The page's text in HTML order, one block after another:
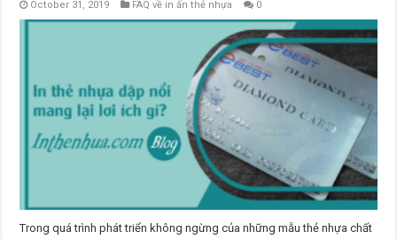
October 31, 2019 FAQ về in ấn thẻ nhựa 0
Trong quá trình phát triển không ngừng của những mẫu thẻ nhựa chất